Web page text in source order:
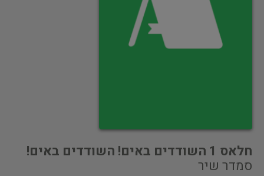
חלאס 1 השודדים באים! השודדים באים!
סמדר שיר